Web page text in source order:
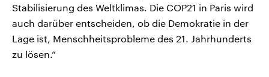
Stabilisierung des Weltklimas. Die COP21 in Paris wird
auch darüber entscheiden, ob die Demokratie in der
Lage ist, Menschheitsprobleme des 21. Jahrhunderts
zu lösen.“